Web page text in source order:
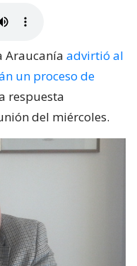
Araucanía advirtió al
un proceso de
respuesta
del miércoles.